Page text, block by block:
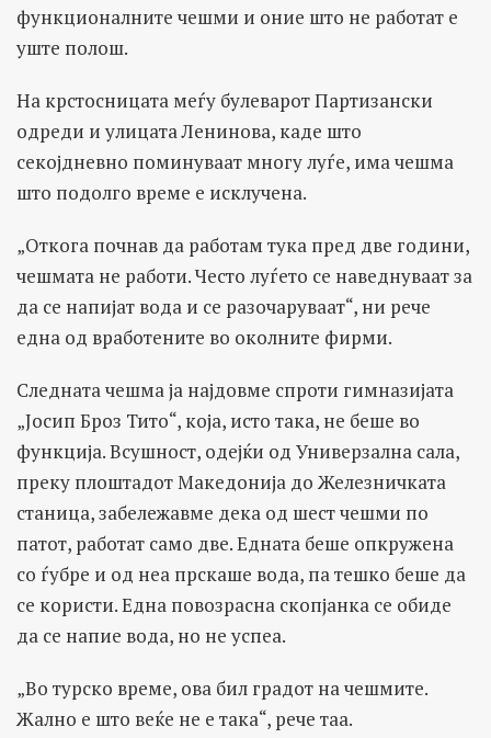
функционалните чешми и оние што не работат е
уште полош.
На крстосницата меѓу булеварот Партизански
одреди и улицата Ленинова, каде што
секојдневно поминуваат многу луѓе, има чешма
што подолго време е исклучена.
„Откога почнав да работам тука пред две години,
чешмата не работи. Често луѓето се наведнуваат за
да се напијат вода и се разочаруваат“, ни рече
една од вработените во околните фирми.
Следната чешма ја најдовме спроти гимназијата
„Јосип Броз Тито“, која, исто така, не беше во
функција. Всушност, одејќи од Универзална сала,
преку плоштадот Македонија до Железничката
станица, забележавме дека од шест чешми по
патот, работат само две. Едната беше опкружена
со ѓубре и од неа прскаше вода, па тешко беше да
се користи. Една повозрасна скопјанка се обиде
да се напие вода, но не успеа.
„Во турско време, ова бил градот на чешмите.
Жално е што веќе не е така“, рече таа.